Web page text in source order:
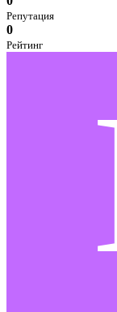
Репутация
0
Рейтинг